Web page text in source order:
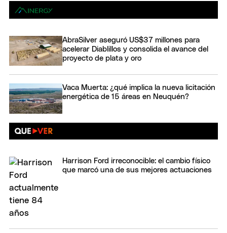
AbraSilver aseguró US$37 millones para
acelerar Diablillos y consolida el avance del
proyecto de plata y oro
Vaca Muerta: ¿qué implica la nueva licitación
energética de 15 áreas en Neuquén?
Harrison Ford irreconocible: el cambio físico
que marcó una de sus mejores actuaciones